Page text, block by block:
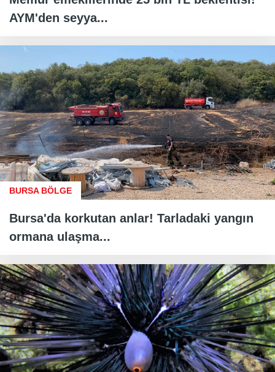
AYM'den seyya...
BURSA BÖLGE
Bursa'da korkutan anlar! Tarladaki yangın
ormana ulaşma...